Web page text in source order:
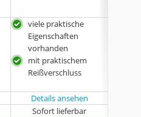
viele praktische
Eigenschaften
vorhanden
mit praktischem
Reißverschluss
Details ansehen
Sofort lieferbar